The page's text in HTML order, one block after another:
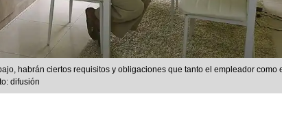
habrán ciertos requisitos y obligaciones que tanto el empleador como el
difusión